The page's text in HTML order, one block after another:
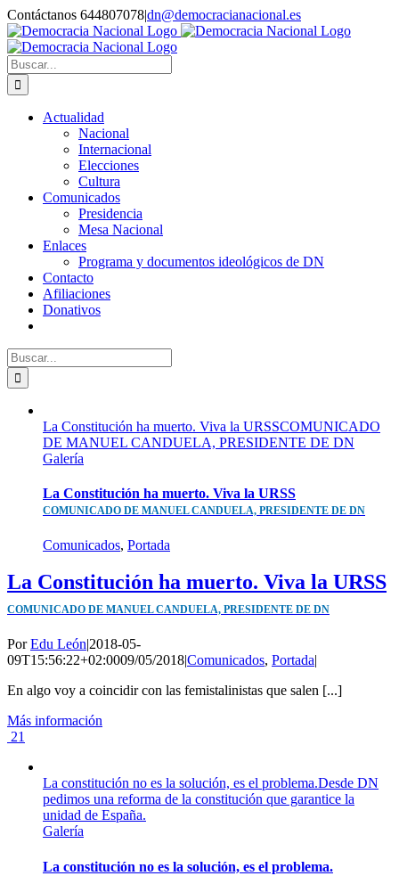
Saltar
al
contenido
Contáctanos 644807078|dn@democracianacional.es
Buscar:
Actualidad
Nacional
Internacional
Elecciones
Cultura
Comunicados
Presidencia
Mesa Nacional
Enlaces
Programa y documentos ideológicos de DN
Contacto
Afiliaciones
Donativos
Buscar:
La Constitución ha muerto. Viva la URSSCOMUNICADO
DE MANUEL CANDUELA, PRESIDENTE DE DN
Galería
La Constitución ha muerto. Viva la URSS
COMUNICADO DE MANUEL CANDUELA, PRESIDENTE DE DN
Comunicados, Portada
La Constitución ha muerto. Viva la URSS
COMUNICADO DE MANUEL CANDUELA, PRESIDENTE DE DN
PorEdu León|2018-05-
09T15:56:22+02:0009/05/2018|Comunicados, Portada|
En algo voy a coincidir con las femistalinistas que salen [...]
Más información
21
La constitución no es la solución, es el problema.Desde DN
pedimos una reforma de la constitución que garantice la
unidad de España.
Galería
La constitución no es la solución, es el problema.